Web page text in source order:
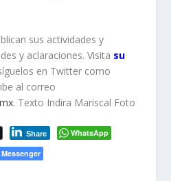
sus actividades y
y aclaraciones. Visita su
en Twitter como
al correo
. Texto Indira Mariscal Foto
Share
WhatsApp
Messenger